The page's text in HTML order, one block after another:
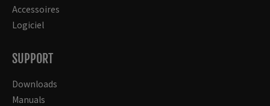
Accessoires
Logiciel
SUPPORT
Downloads
Manuals